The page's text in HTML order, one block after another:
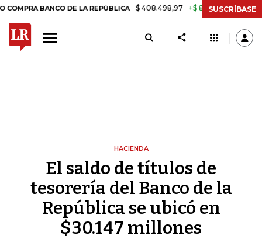
DE LA REPÚBLICA $ 408.498,97 +$ 8.753,81 +2,19% TASA
SUSCRÍBASE
HACIENDA
El saldo de títulos de
tesorería del Banco de la
República se ubicó en
$30.147 millones